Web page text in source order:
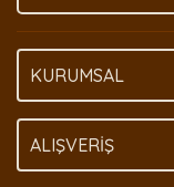
KURUMSAL
ALIŞVERİŞ